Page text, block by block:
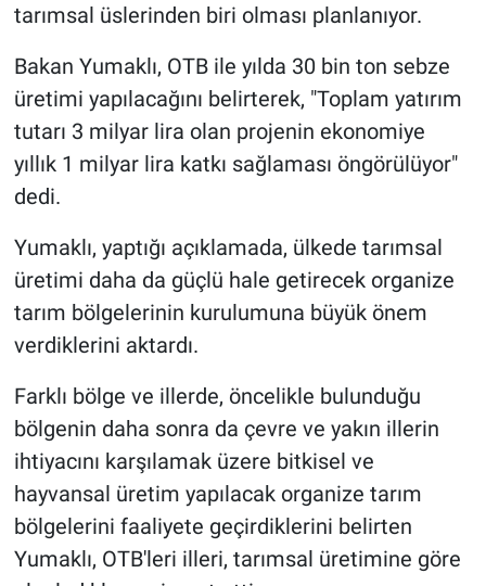
tarımsal üslerinden biri olması planlanıyor.
Bakan Yumaklı, OTB ile yılda 30 bin ton sebze
üretimi yapılacağını belirterek, "Toplam yatırım
tutarı 3 milyar lira olan projenin ekonomiye
yıllık 1 milyar lira katkı sağlaması öngörülüyor"
dedi.
Yumaklı, yaptığı açıklamada, ülkede tarımsal
üretimi daha da güçlü hale getirecek organize
tarım bölgelerinin kurulumuna büyük önem
verdiklerini aktardı.
Farklı bölge ve illerde, öncelikle bulunduğu
bölgenin daha sonra da çevre ve yakın illerin
ihtiyacını karşılamak üzere bitkisel ve
hayvansal üretim yapılacak organize tarım
bölgelerini faaliyete geçirdiklerini belirten
Yumaklı, OTB'leri illeri, tarımsal üretimine göre